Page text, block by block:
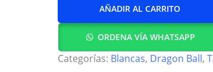
AÑADIR AL CARRITO
ORDENA VÍA WHATSAPP
Categorías: Blancas, Dragon Ball,